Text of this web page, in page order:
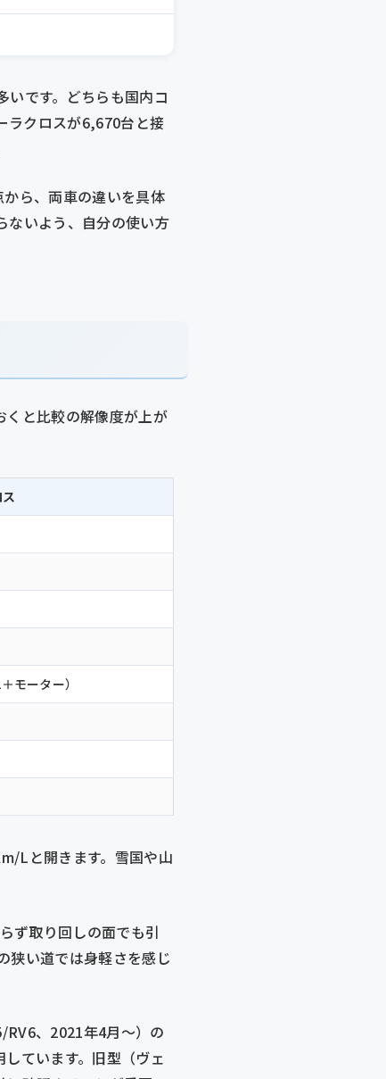
いです。どちらも国内コ
ラクロスが6,670台と接
ら、両車の違いを具体
ないよう、自分の使い方
くと比較の解像度が上が
モーター）
Lと開きます。雪国や山
ず取り回しの面でも引
狭い道では身軽さを感じ
RV6、2021年4月〜）の
ています。旧型（ヴェ